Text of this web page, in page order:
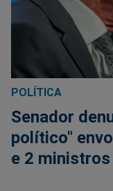
POLÍTICA
Senador
político"
e 2